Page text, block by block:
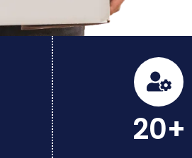
20+